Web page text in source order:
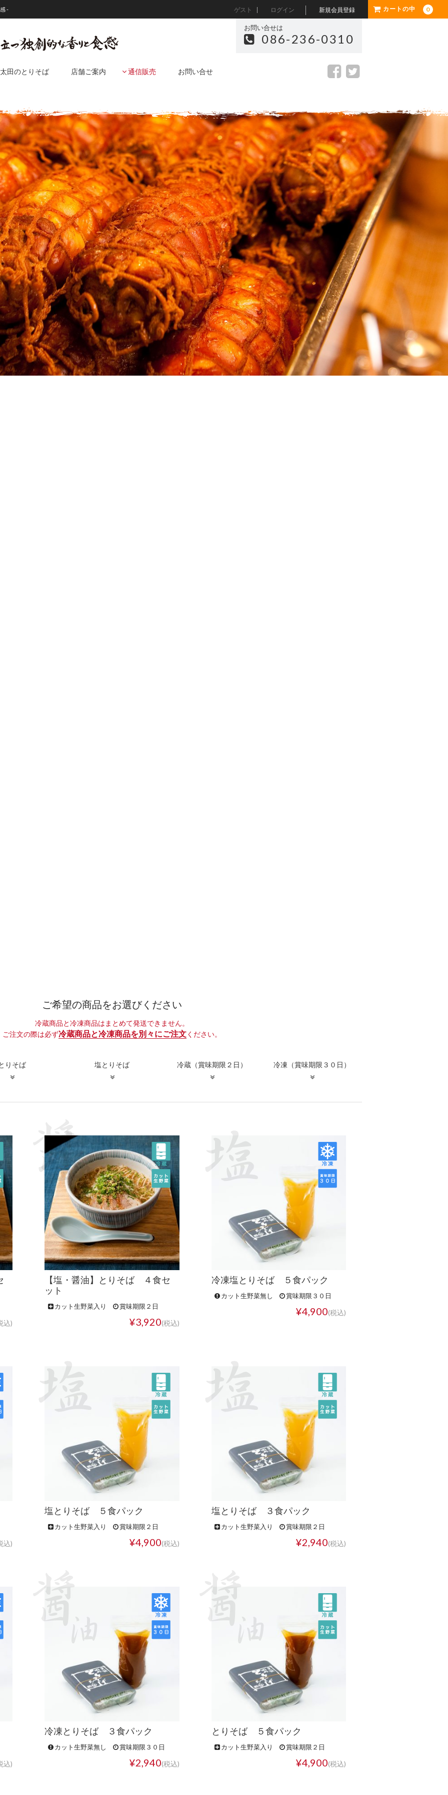
- ゲスト ログイン 新規会員登録 カートの中 0
太田のとりそば 店舗ご案内 通信販売 お問い合せ
お問い合せは
086-236-0310
ご希望の商品をお選びください
冷蔵商品と冷凍商品はまとめて発送できません。
ご注文の際は必ず冷蔵商品と冷凍商品を別々にご注文ください。
りそば 塩とりそば 冷蔵（賞味期限２日） 冷凍（賞味期限３０日）
込)
【塩・醤油】とりそば ４食セ
ット
カット生野菜入り 賞味期限２日
¥3,920(税込)
冷凍塩とりそば ５食パック
カット生野菜無し 賞味期限３０日
¥4,900(税込)
込)
塩とりそば ５食パック
カット生野菜入り 賞味期限２日
¥4,900(税込)
塩とりそば ３食パック
カット生野菜入り 賞味期限２日
¥2,940(税込)
込)
冷凍とりそば ３食パック
カット生野菜無し 賞味期限３０日
¥2,940(税込)
とりそば ５食パック
カット生野菜入り 賞味期限２日
¥4,900(税込)